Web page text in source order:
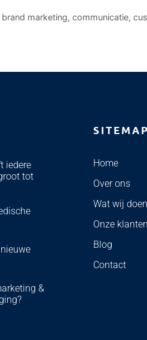
brand marketing, communicatie,
iedere
tot
&
SITEMAP
Home
Over ons
Wat wij doen
Onze klanten
Blog
Contact